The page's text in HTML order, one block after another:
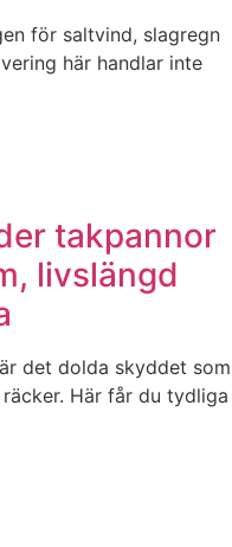
för saltvind, slagregn
här handlar inte
takpannor
livslängd
det dolda skyddet som
Här får du tydliga